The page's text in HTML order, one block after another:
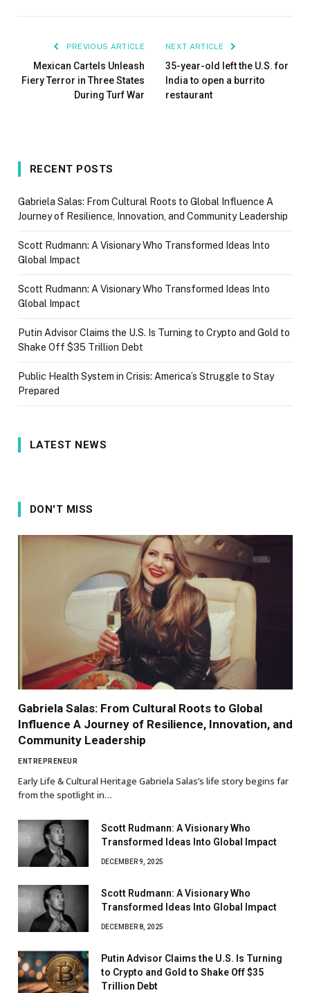
PREVIOUS ARTICLE
Mexican Cartels Unleash
Fiery Terror in Three States
During Turf War
NEXT ARTICLE
35-year-old left the U.S. for
India to open a burrito
restaurant
RECENT POSTS
Gabriela Salas: From Cultural Roots to Global Influence A
Journey of Resilience, Innovation, and Community Leadership
Scott Rudmann: A Visionary Who Transformed Ideas Into
Global Impact
Scott Rudmann: A Visionary Who Transformed Ideas Into
Global Impact
Putin Advisor Claims the U.S. Is Turning to Crypto and Gold to
Shake Off $35 Trillion Debt
Public Health System in Crisis: America’s Struggle to Stay
Prepared
LATEST NEWS
DON'T MISS
Gabriela Salas: From Cultural Roots to Global
Influence A Journey of Resilience, Innovation, and
Community Leadership
ENTREPRENEUR
Early Life & Cultural Heritage Gabriela Salas’s life story begins far
from the spotlight in…
Scott Rudmann: A Visionary Who
Transformed Ideas Into Global Impact
DECEMBER 9, 2025
Scott Rudmann: A Visionary Who
Transformed Ideas Into Global Impact
DECEMBER 8, 2025
Putin Advisor Claims the U.S. Is Turning
to Crypto and Gold to Shake Off $35
Trillion Debt